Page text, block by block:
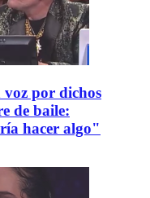
por dichos
de baile:
hacer algo"